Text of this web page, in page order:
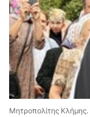
Μητροπολίτης